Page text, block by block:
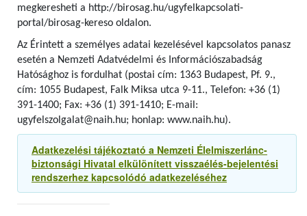
megkeresheti a http://birosag.hu/ugyfelkapcsolati-
portal/birosag-kereso oldalon.
Az Érintett a személyes adatai kezelésével kapcsolatos panasz
esetén a Nemzeti Adatvédelmi és Információszabadság
Hatósághoz is fordulhat (postai cím: 1363 Budapest, Pf. 9.,
cím: 1055 Budapest, Falk Miksa utca 9-11., Telefon: +36 (1)
391-1400; Fax: +36 (1) 391-1410; E-mail:
ugyfelszolgalat@naih.hu; honlap: www.naih.hu).
Adatkezelési tájékoztató a Nemzeti Élelmiszerlánc-
biztonsági Hivatal elkülönített visszaélés-bejelentési
rendszerhez kapcsolódó adatkezeléséhez